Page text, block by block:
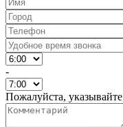
-
Пожалуйста,